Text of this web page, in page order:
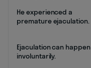
He experienced a
premature ejaculation.
Ejaculation can happen
involuntarily.